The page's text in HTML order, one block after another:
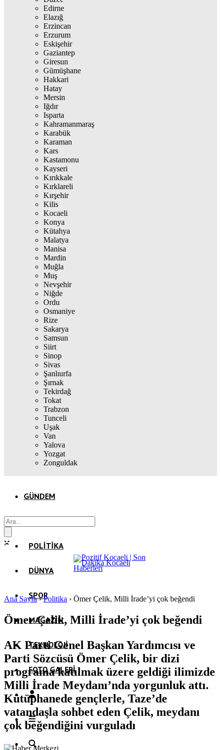
Edirne
Elazığ
Erzincan
Erzurum
Eskişehir
Gaziantep
Giresun
Gümüşhane
Hakkari
Hatay
Mersin
Iğdır
Isparta
Kahramanmaraş
Karabük
Karaman
Kars
Kastamonu
Kayseri
Kırıkkale
Kırklareli
Kırşehir
Kilis
Kocaeli
Konya
Kütahya
Malatya
Manisa
Mardin
Muğla
Muş
Nevşehir
Niğde
Ordu
Osmaniye
Rize
Sakarya
Samsun
Siirt
Sinop
Sivas
Şanlıurfa
Şırnak
Tekirdağ
Tokat
Trabzon
Tunceli
Uşak
Van
Yalova
Yozgat
Zonguldak
GÜNDEM
POLITIKA
DÜNYA
SPOR
MAGAZIN
TEKNOLOJI
FOTO GALERI
Ana Sayfa›Politika › Ömer Çelik, Milli İrade’yi çok beğendi
Ömer Çelik, Milli İrade’yi çok beğendi
AK Parti Genel Başkan Yardımcısı ve
Parti Sözcüsü Ömer Çelik, bir dizi
programa katılmak üzere geldiği ilimizde
Milli İrade Meydanı’nda yorgunluk attı.
Kütüphanede gençlerle, Taze’de
vatandaşla sohbet eden Çelik, meydanı
çok beğendiğini vurguladı